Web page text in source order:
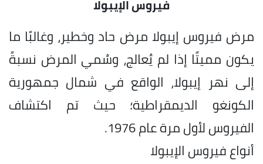
فيروس الإيبولا
مرض فيروس إيبولا مرض حاد وخطير، وغالبًا ما
يكون مميتًا إذا لم يُعالج، وسُمي المرض نسبةً
إلى نهر إيبولا، الواقع في شمال جمهورية
الكونغو الديمقراطية؛ حيث تم اكتشاف
الفيروس لأول مرة عام 1976.
أنواع فيروس الإيبولا